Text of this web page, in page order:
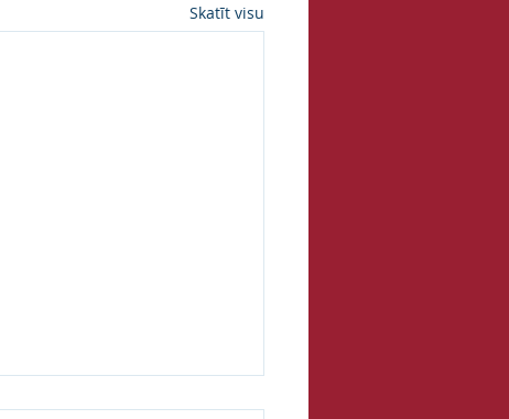
Skatīt visu